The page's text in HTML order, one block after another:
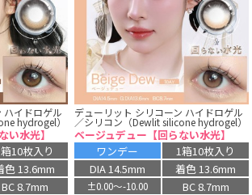
ハイドロゲル
hydrogel）
い水光】
10枚入り
色 13.6mm
BC 8.7mm
デューリット シリコーン ハイドロゲル
／シリコン（Dewlit silicone hydrogel）
ベージュデュー【回らない水光】
ワンデー
1箱10枚入り
DIA 14.5mm
着色 13.6mm
±0.00〜-10.00
BC 8.7mm